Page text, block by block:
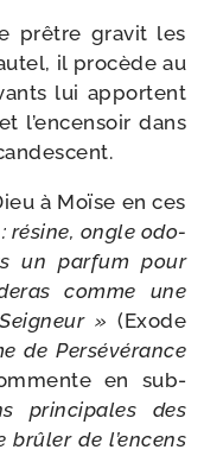
prêtre gra­vit les
il pro­cède au
lui apportent
l’encensoir dans
à Moïse en ces
résine, ongle odo­
un par­fum pour
comme une
» (Exode
de Persévérance
en sub­
prin­ci­pales des
brû­ler de l’en­cens